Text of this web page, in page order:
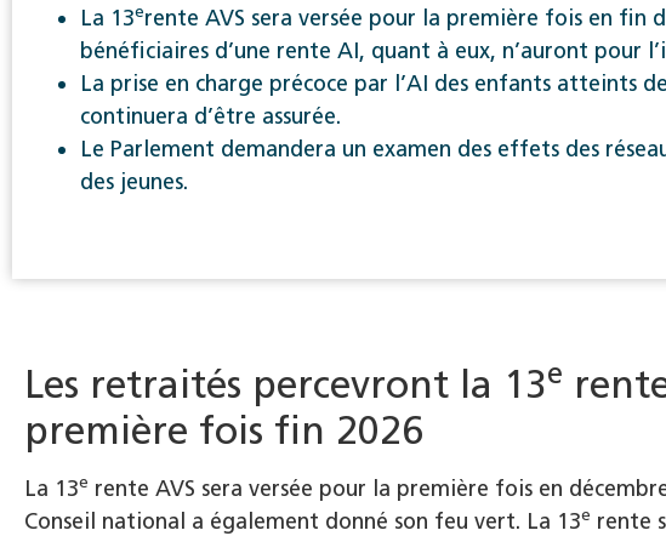
La 13erente AVS sera versée pour la première fois en fin
bénéficiaires d’une rente AI, quant à eux, n’auront pour
La prise en charge précoce par l’AI des enfants atteints
continuera d’être assurée.
Le Parlement demandera un examen des effets des
des jeunes.
Les retraités percevront la 13e
première fois fin 2026
La 13e rente AVS sera versée pour la première fois en
Conseil national a également donné son feu vert. La 13e rente